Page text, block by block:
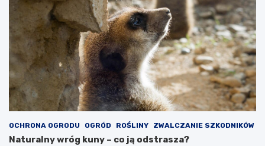
OCHRONA OGRODU OGRÓD ROŚLINY ZWALCZANIE SZKODNIKÓW
Naturalny wróg kuny – co ją odstrasza?